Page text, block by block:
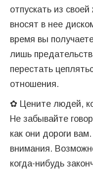
отпускать из
вносят в нее
время вы
лишь
перестать
отношения.
✿ Цените людей,
Не забывайте
как они дороги
внимания.
когда-нибудь